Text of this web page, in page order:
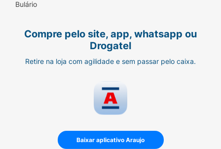
Bulário
Compre pelo site, app, whatsapp ou
Drogatel
Retire na loja com agilidade e sem passar pelo caixa.
Baixar aplicativo Araujo